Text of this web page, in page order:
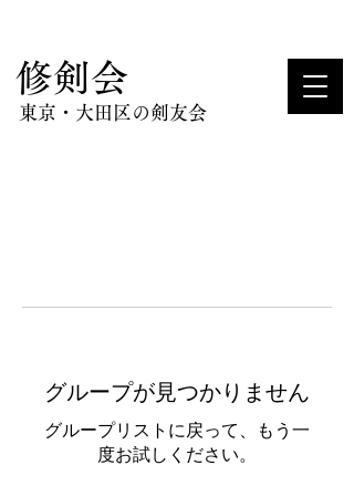
​修剣会
東京・大田区の剣友会
グループが見つかりません
グループリストに戻って、もう一
度お試しください。